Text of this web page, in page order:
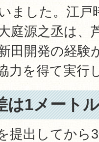
ました。江戸
庭源之丞は、
田開発の経験
力を得て実行
は1メートル
提出してから